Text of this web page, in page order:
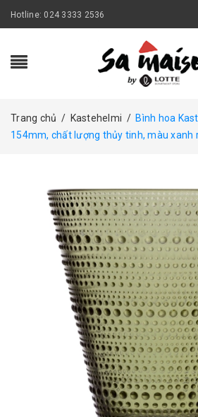
Hotline: 024 3333 2536
Trang chủ / Kastehelmi / Bình hoa
154mm, chất lượng thủy tinh, màu xanh